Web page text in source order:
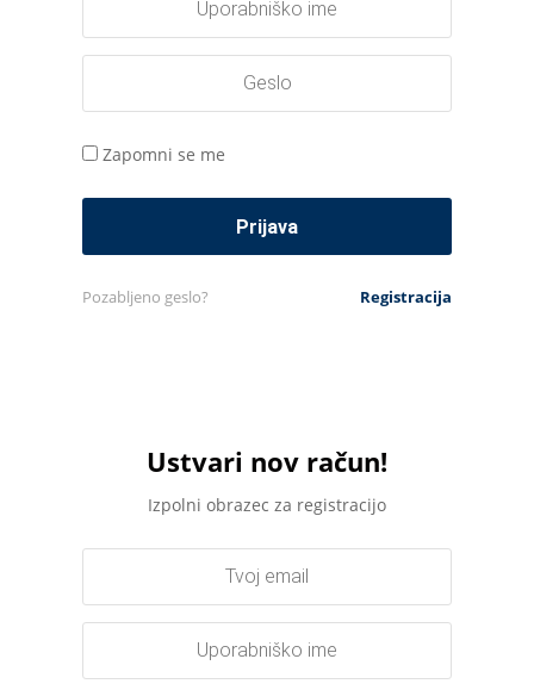
Zapomni se me
Pozabljeno geslo? Registracija
Ustvari nov račun!
Izpolni obrazec za registracijo